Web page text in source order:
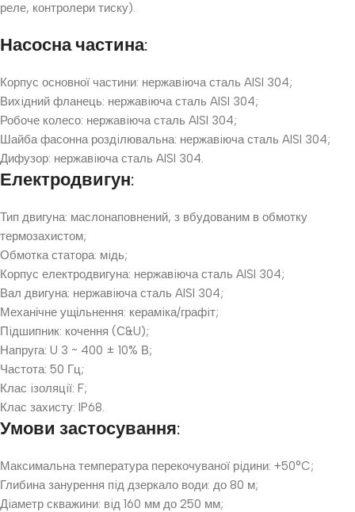
реле, контролери тиску).
Насосна частина:
Корпус основної частини: нержавiюча сталь AISI 304;
Вихiдний фланець: нержавiюча сталь AISI 304;
Робоче колесо: нержавiюча сталь AISI 304;
Шайба фасонна роздiлювальна: нержавiюча сталь AISI 304;
Дифузор: нержавiюча сталь AISI 304.
Електродвигун:
Тип двигуна: маслонаповнений, з вбудованим в обмотку
термозахистом;
Обмотка статора: мiдь;
Корпус електродвигуна: нержавiюча сталь AISI 304;
Вал двигуна: нержавiюча сталь AISI 304;
Механічне ущільнення: керамiка/графiт;
Пiдшипник: кочення (С&U);
Напруга: U 3 ~ 400 ± 10% В;
Частота: 50 Гц;
Клас iзоляцiї: F;
Клас захисту: IP68.
Умови застосування:
Максимальна температура перекочуваної рiдини: +50°C;
Глибина занурення пiд дзеркало води: до 80 м;
Дiаметр скважини: вiд 160 мм до 250 мм;